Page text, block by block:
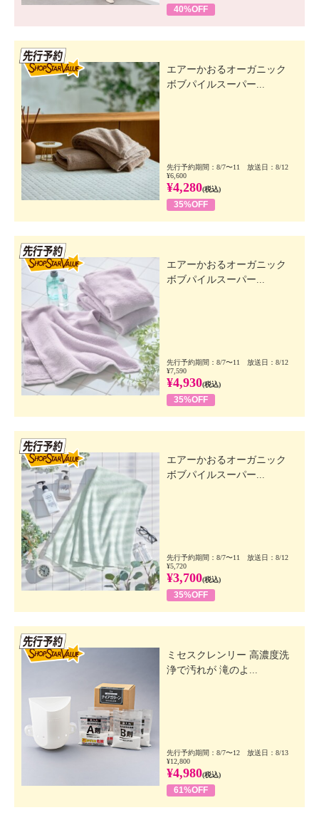
40%OFF
エアーかおるオーガニック
ボブパイルスーパー...
先行予約期間：8/7〜11 放送日：8/12
¥6,600
¥4,280(税込)
35%OFF
エアーかおるオーガニック
ボブパイルスーパー...
先行予約期間：8/7〜11 放送日：8/12
¥7,590
¥4,930(税込)
35%OFF
エアーかおるオーガニック
ボブパイルスーパー...
先行予約期間：8/7〜11 放送日：8/12
¥5,720
¥3,700(税込)
35%OFF
ミセスクレンリー 高濃度洗
浄で汚れが 滝のよ...
先行予約期間：8/7〜12 放送日：8/13
¥12,800
¥4,980(税込)
61%OFF